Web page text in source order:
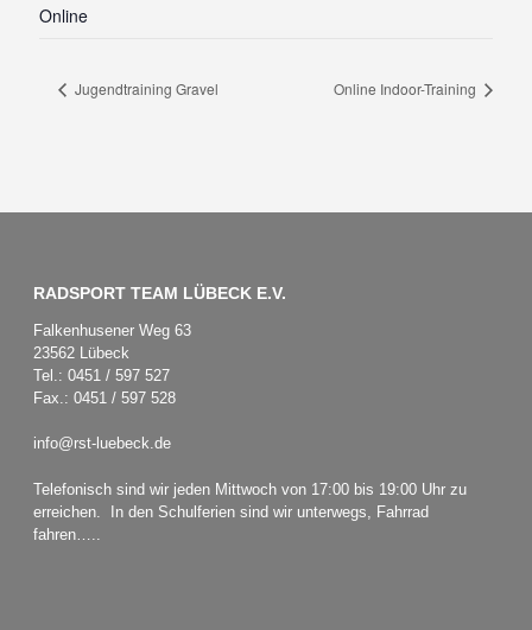
Online
Jugendtraining Gravel Online Indoor-Training
RADSPORT TEAM LÜBECK E.V.
Falkenhusener Weg 63
23562 Lübeck
Tel.: 0451 / 597 527
Fax.: 0451 / 597 528
info@rst-luebeck.de
Telefonisch sind wir jeden Mittwoch von 17:00 bis 19:00 Uhr zu
erreichen. In den Schulferien sind wir unterwegs, Fahrrad
fahren…..